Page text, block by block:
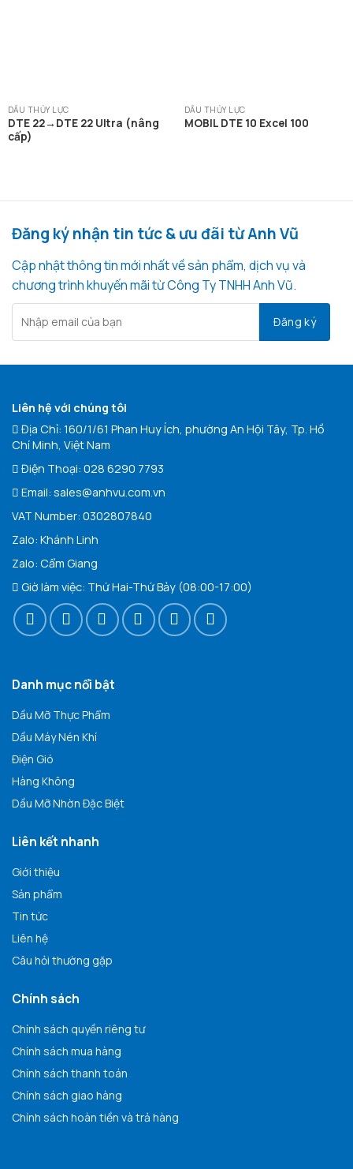
DẦU THỦY LỰC
DTE 22→DTE 22 Ultra (nâng
cấp)
DẦU THỦY LỰC
MOBIL DTE 10 Excel 100
Đăng ký nhận tin tức & ưu đãi từ Anh Vũ
Cập nhật thông tin mới nhất về sản phẩm, dịch vụ và
chương trình khuyến mãi từ Công Ty TNHH Anh Vũ.
Liên hệ với chúng tôi
Địa Chỉ: 160/1/61 Phan Huy Ích, phường An Hội Tây, Tp. Hồ
Chí Minh, Việt Nam
Điện Thoại: 028 6290 7793
Email: sales@anhvu.com.vn
VAT Number: 0302807840
Zalo: Khánh Linh
Zalo: Cẩm Giang
Giờ làm việc: Thứ Hai-Thứ Bảy (08:00-17:00)
Danh mục nổi bật
Dầu Mỡ Thực Phẩm
Dầu Máy Nén Khí
Điện Gió
Hàng Không
Dầu Mỡ Nhờn Đặc Biệt
Liên kết nhanh
Giới thiệu
Sản phẩm
Tin tức
Liên hệ
Câu hỏi thường gặp
Chính sách
Chính sách quyền riêng tư
Chính sách mua hàng
Chính sách thanh toán
Chính sách giao hàng
Chính sách hoàn tiền và trả hàng